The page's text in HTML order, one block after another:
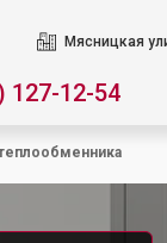
Мясницкая
127-12-54